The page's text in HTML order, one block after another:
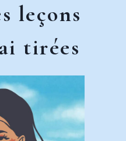
leçons
tirées